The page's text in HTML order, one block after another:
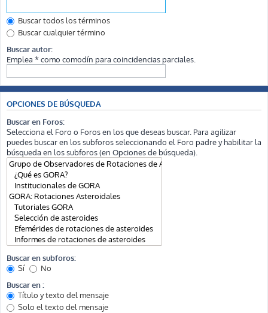
Buscar todos los términos
Buscar cualquier término
Buscar autor:
Emplea * como comodín para coincidencias parciales.
OPCIONES DE BÚSQUEDA
Buscar en Foros:
Selecciona el Foro o Foros en los que deseas buscar. Para agilizar
puedes buscar en los subforos seleccionando el Foro padre y habilitar la
búsqueda en los subforos (en Opciones de búsqueda).
Buscar en subforos:
Sí
No
Buscar en :
Título y texto del mensaje
Solo el texto del mensaje